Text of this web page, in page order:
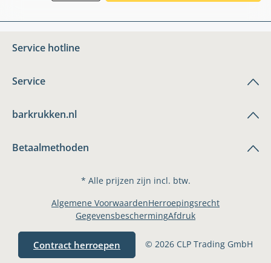
Service hotline
Service
barkrukken.nl
Betaalmethoden
* Alle prijzen zijn incl. btw.
Contract herroepen © 2026 CLP Trading GmbH
Algemene VoorwaardenHerroepingsrecht
GegevensbeschermingAfdruk